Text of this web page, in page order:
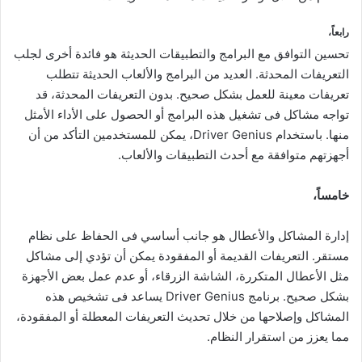
رابعاً،
تحسين التوافق مع البرامج والتطبيقات الحديثة هو فائدة أخرى لجلب
التعريفات المحدثة. العديد من البرامج والألعاب الحديثة تتطلب
تعريفات معينة للعمل بشكل صحيح. بدون التعريفات المحدثة، قد
تواجه مشاكل فى تشغيل هذه البرامج أو الحصول على الأداء الأمثل
منها. باستخدام Driver Genius، يمكن للمستخدمين التأكد من أن
أجهزتهم متوافقة مع أحدث التطبيقات والألعاب.
خامساً،
إدارة المشاكل والأعطال هو جانب أساسي فى الحفاظ على نظام
مستقر. التعريفات القديمة أو المفقودة يمكن أن تؤدي إلى مشاكل
مثل الأعطال المتكررة، الشاشة الزرقاء، أو عدم عمل بعض الأجهزة
بشكل صحيح. برنامج Driver Genius يساعد فى تشخيص هذه
المشاكل وإصلاحها من خلال تحديث التعريفات المعطلة أو المفقودة،
مما يعزز من استقرار النظام.